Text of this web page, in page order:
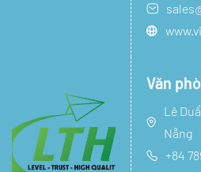
Văn
Lê
Nẵng
+84